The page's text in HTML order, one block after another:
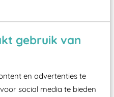
gebruik van
en advertenties te
social media te bieden
meter een speciale
verplicht is
of boomschors?